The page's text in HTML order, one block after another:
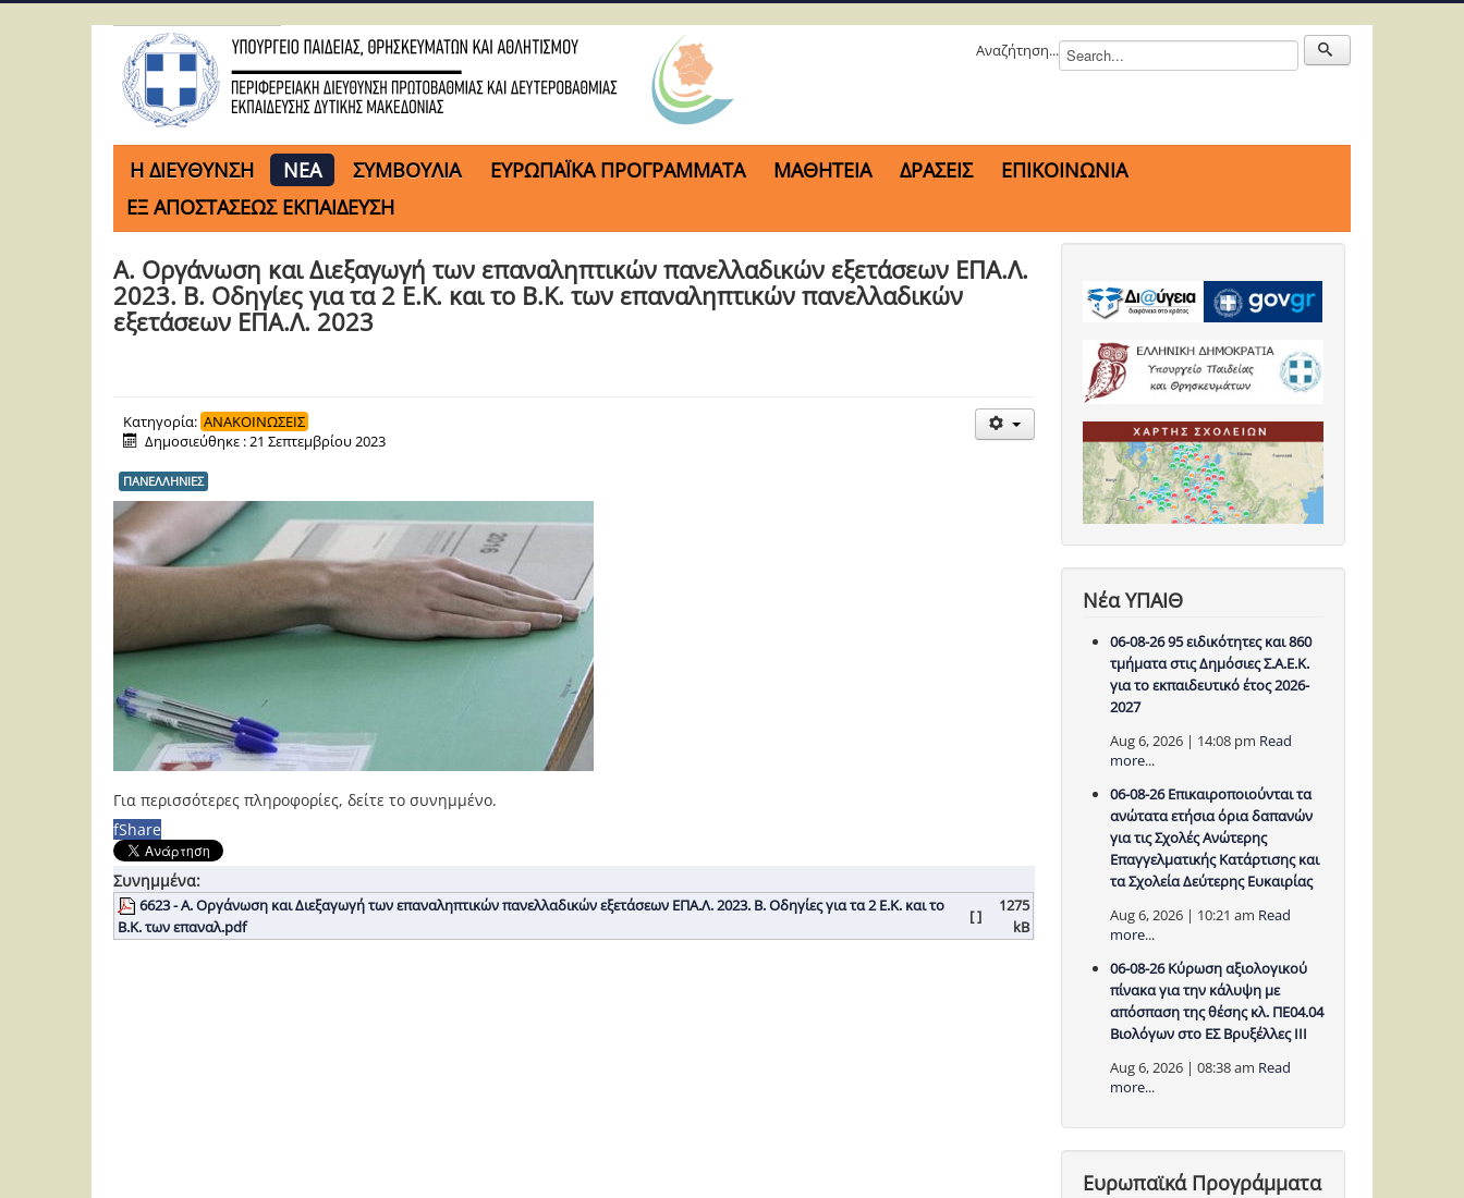
Αναζήτηση...
H ΔΙΕΥΘΥΝΣΗ ΝΕΑ ΣΥΜΒΟΥΛΙΑ ΕΥΡΩΠΑΪΚΑ ΠΡΟΓΡΑΜΜΑΤΑ ΜΑΘΗΤΕΙΑ ΔΡΑΣΕΙΣ
ΕΠΙΚΟΙΝΩΝΙΑ
ΕΞ ΑΠΟΣΤΑΣΕΩΣ ΕΚΠΑΙΔΕΥΣΗ
Α. Οργάνωση και Διεξαγωγή των επαναληπτικών πανελλαδικών εξετάσεων ΕΠΑ.Λ.
2023. Β. Οδηγίες για τα 2 Ε.Κ. και τo Β.Κ. των επαναληπτικών πανελλαδικών
εξετάσεων ΕΠΑ.Λ. 2023
Κατηγορία: ΑΝΑΚΟΙΝΩΣΕΙΣ
Δημοσιεύθηκε : 21 Σεπτεμβρίου 2023
ΠΑΝΕΛΛΗΝΙΕΣ
Για περισσότερες πληροφορίες, δείτε το συνημμένο.
fShare
Συνημμένα:
6623 - Α. Οργάνωση και Διεξαγωγή των επαναληπτικών πανελλαδικών εξετάσεων ΕΠΑ.Λ. 2023. Β. Οδηγίες για τα 2 Ε.Κ. και τo
Β.Κ. των επαναλ.pdf
[ ]
1275
kB
Νέα ΥΠΑΙΘ
06-08-26 95 ειδικότητες και 860
τμήματα στις Δημόσιες Σ.Α.Ε.Κ.
για το εκπαιδευτικό έτος 2026-
2027
Aug 6, 2026 | 14:08 pm Read
more...
06-08-26 Επικαιροποιούνται τα
ανώτατα ετήσια όρια δαπανών
για τις Σχολές Ανώτερης
Επαγγελματικής Κατάρτισης και
τα Σχολεία Δεύτερης Ευκαιρίας
Aug 6, 2026 | 10:21 am Read
more...
06-08-26 Κύρωση αξιολογικού
πίνακα για την κάλυψη με
απόσπαση της θέσης κλ. ΠΕ04.04
Βιολόγων στο ΕΣ Βρυξέλλες ΙΙΙ
Aug 6, 2026 | 08:38 am Read
more...
Ευρωπαϊκά Προγράμματα